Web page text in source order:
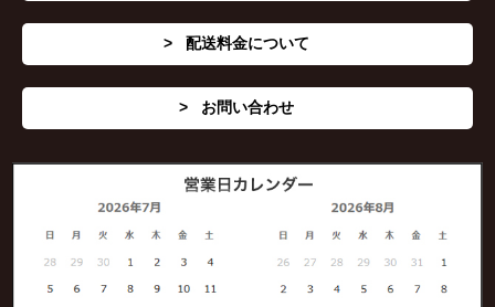
配送料金について
お問い合わせ